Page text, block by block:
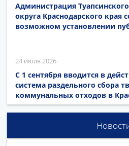
Администрация
округа Краснодарского края
возможном установлении
24 июля 2026
С 1 сентября вводится в
система раздельного сбора
коммунальных отходов в